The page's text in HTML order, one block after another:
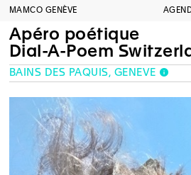
MAMCO GENÈVE
Apéro poétique
Dial-A-Poem
BAINS DES PÂQUIS, GENÈVE